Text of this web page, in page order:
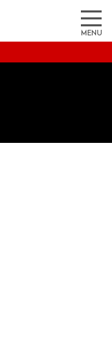
MENU